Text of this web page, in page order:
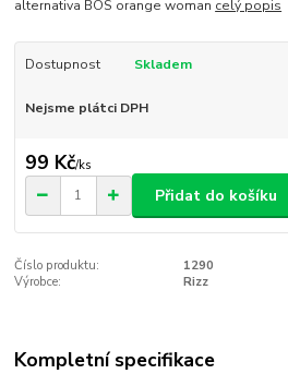
alternativa BOS orange woman celý popis
Dostupnost Skladem
Nejsme plátci DPH
99 Kč/ks
Přidat do košíku
Číslo produktu:
1290
Výrobce:
Rizz
Kompletní specifikace